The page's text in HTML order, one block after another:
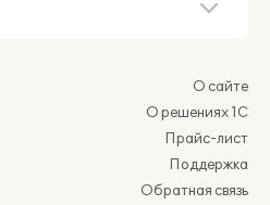
О сайте
О решениях 1С
Прайс-лист
Поддержка
Обратная связь